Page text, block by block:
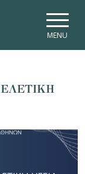
MENU